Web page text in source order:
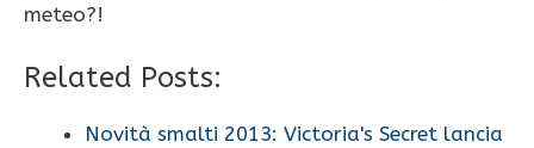
meteo?!
Related Posts:
Novità smalti 2013: Victoria's Secret lancia